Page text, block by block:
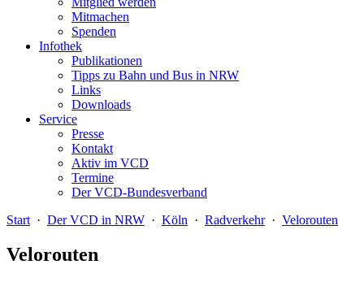
Mitmachen
Spenden
Infothek
Publikationen
Tipps zu Bahn und Bus in NRW
Links
Downloads
Service
Presse
Kontakt
Aktiv im VCD
Termine
Der VCD-Bundesverband
Start · Der VCD in NRW · Köln · Radverkehr· Velorouten
Velorouten